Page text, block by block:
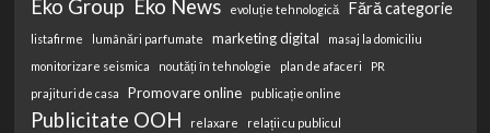
Eko Group Eko News evoluție tehnologică Fără categorie
listafirme lumânări parfumate marketing digital
masaj la domiciliu
monitorizare seismica
noutăți în tehnologie plan de afaceri
PR
prajituri de casa
Promovare online publicație online
Publicitate OOH relaxare relații cu publicul